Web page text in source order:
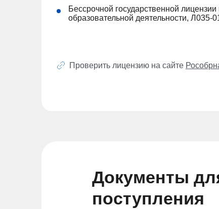
Бессрочной государственной
образовательной деятельности, Л035-
Проверить лицензию на сайте
Документы
поступления